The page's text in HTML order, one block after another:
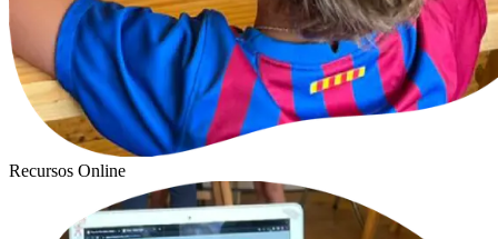
Recursos Online